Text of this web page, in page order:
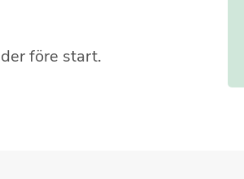
före start.